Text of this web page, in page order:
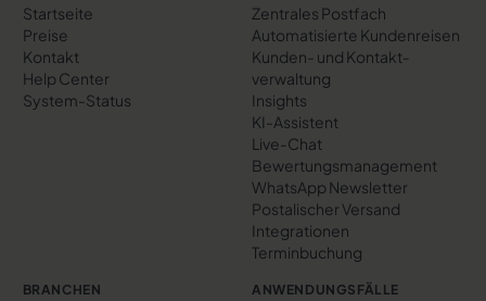
Startseite
Preise
Kontakt
Help Center
System-Status
Zentrales Postfach
Automatisierte Kundenreisen
Kunden- und Kontakt­
verwaltung
Insights
KI-Assistent
Live-Chat
Bewertungs­management
WhatsApp Newsletter
Postalischer Versand
Integrationen
Terminbuchung
BRANCHEN ANWENDUNGSFÄLLE